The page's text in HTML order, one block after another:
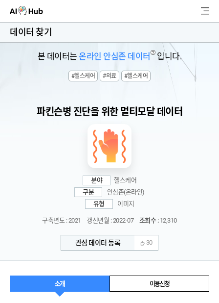
AI-Hub
AI 허브소개
색
데이터 찾기
본 데이터는온라인 안심존 데이터 ? 입니다.
#헬스케어 #의료 #헬스케어
파킨슨병 진단을 위한 멀티모달 데이터
분야
헬스케어
구분
안심존(온라인)
유형
이미지
구축년도 : 2021 갱신년월 : 2022-07 조회수 :12,310
관심 데이터 등록 30
소개 이용신청